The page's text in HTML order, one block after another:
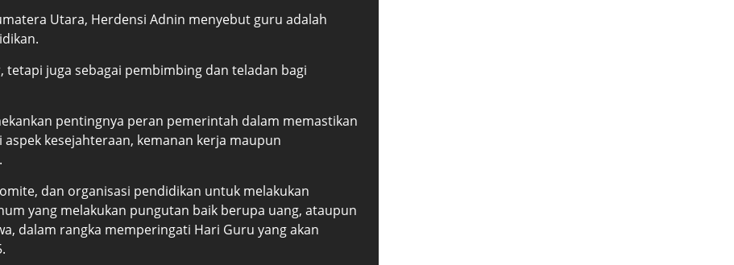
Utara, Herdensi Adnin menyebut guru adalah
juga sebagai pembimbing dan teladan bagi
pentingnya peran pemerintah dalam memastikan
kesejahteraan, kemanan kerja maupun
dan organisasi pendidikan untuk melakukan
yang melakukan pungutan baik berupa uang, ataupun
dalam rangka memperingati Hari Guru yang akan